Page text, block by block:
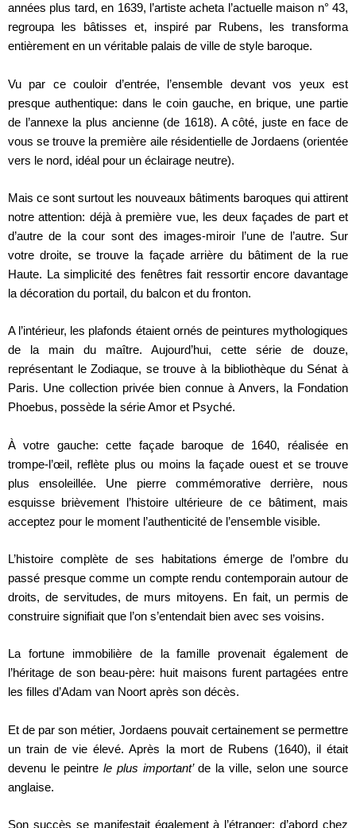
années plus tard, en 1639, l’artiste acheta l’actuelle maison n° 43,
regroupa les bâtisses et, inspiré par Rubens, les transforma
entièrement en un véritable palais de ville de style baroque.
Vu par ce couloir d’entrée, l’ensemble devant vos yeux est
presque authentique: dans le coin gauche, en brique, une partie
de l’annexe la plus ancienne (de 1618). A côté, juste en face de
vous se trouve la première aile résidentielle de Jordaens (orientée
vers le nord, idéal pour un éclairage neutre).
Mais ce sont surtout les nouveaux bâtiments baroques qui attirent
notre attention: déjà à première vue, les deux façades de part et
d’autre de la cour sont des images-miroir l’une de l’autre. Sur
votre droite, se trouve la façade arrière du bâtiment de la rue
Haute. La simplicité des fenêtres fait ressortir encore davantage
la décoration du portail, du balcon et du fronton.
A l’intérieur, les plafonds étaient ornés de peintures mythologiques
de la main du maître. Aujourd’hui, cette série de douze,
représentant le Zodiaque, se trouve à la bibliothèque du Sénat à
Paris. Une collection privée bien connue à Anvers, la Fondation
Phoebus, possède la série Amor et Psyché.
À votre gauche: cette façade baroque de 1640, réalisée en
trompe-l’œil, reflète plus ou moins la façade ouest et se trouve
plus ensoleillée. Une pierre commémorative derrière, nous
esquisse brièvement l’histoire ultérieure de ce bâtiment, mais
acceptez pour le moment l’authenticité de l’ensemble visible.
L’histoire complète de ses habitations émerge de l’ombre du
passé presque comme un compte rendu contemporain autour de
droits, de servitudes, de murs mitoyens. En fait, un permis de
construire signifiait que l’on s’entendait bien avec ses voisins.
La fortune immobilière de la famille provenait également de
l’héritage de son beau-père: huit maisons furent partagées entre
les filles d’Adam van Noort après son décès.
Et de par son métier, Jordaens pouvait certainement se permettre
un train de vie élevé. Après la mort de Rubens (1640), il était
devenu le peintrele plus important’de la ville, selon une source
anglaise.
Son succès se manifestait également à l’étranger: d’abord chez